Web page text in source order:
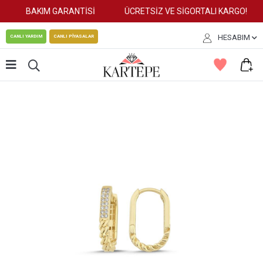
BAKIM GARANTİSİ ÜCRETSİZ VE SİGORTALI KARGO!
CANLI YARDIM CANLI PİYASALAR HESABIM